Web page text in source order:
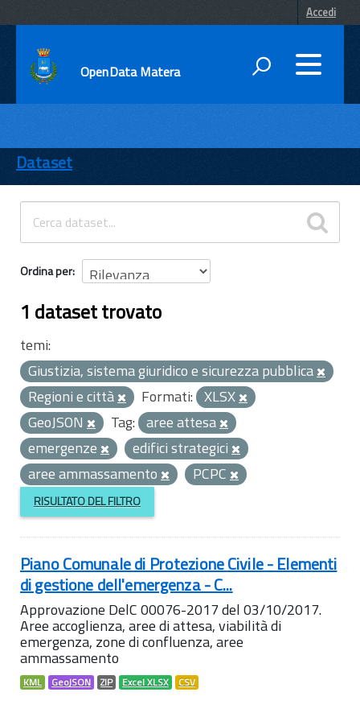
Accedi
OpenData Matera
ENTI
TEMI
INFORMAZIONI
Dataset
Ordina per
1 dataset trovato
temi:
Giustizia, sistema giuridico e sicurezza pubblica
Regioni e città
Formati: XLSX
GeoJSON
Tag: aree attesa
emergenze
edifici strategici
aree ammassamento
PCPC
RISULTATO DEL FILTRO
Piano Comunale di Protezione Civile - Elementi
di gestione dell'emergenza - C...
Approvazione DelC 00076-2017 del 03/10/2017.
Aree accoglienza, aree di attesa, viabilità di
emergenza, zone di confluenza, aree
ammassamento
KML GeoJSON ZIP Excel XLSX CSV